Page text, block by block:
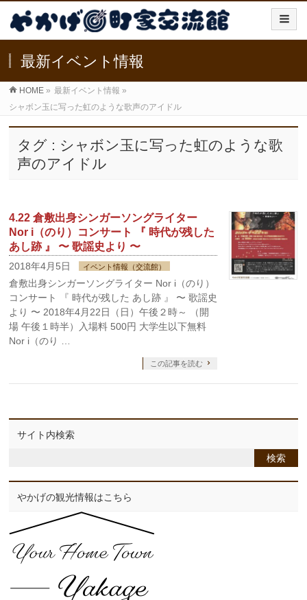
最新イベント情報
HOME » 最新イベント情報 »
シャボン玉に写った虹のような歌声のアイドル
タグ : シャボン玉に写った虹のような歌
声のアイドル
4.22 倉敷出身シンガーソングライター
Nor i（のり）コンサート 『 時代が残した
あし跡 』 〜 歌謡史より 〜
2018年4月5日 イベント情報（交流館）
倉敷出身シンガーソングライター Nor i（のり）
コンサート 『 時代が残した あし跡 』 〜 歌謡史
より 〜 2018年4月22日（日）午後２時～ （開
場 午後１時半）入場料 500円 大学生以下無料
Nor i（のり …
この記事を読む
サイト内検索
やかげの観光情報はこちら